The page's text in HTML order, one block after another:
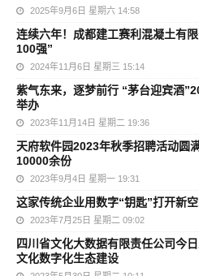
2025年9月6日 星期六 14:58
连续六年！成都建工赛利混凝土有
100强”
2024年11月6日 星期三 15:14
紫气东来，逐梦前行 “茅台迎宾酒
举办
2023年11月14日 星期二 19:36
天府软件园2023年秋季招聘活动圆
10000余份
2023年9月4日 星期一 19:31
这家传统企业用数字“钥匙”打开新空
2023年7月25日 星期二 09:02
四川省文化大数据有限责任公司今
文化数字化生态建设